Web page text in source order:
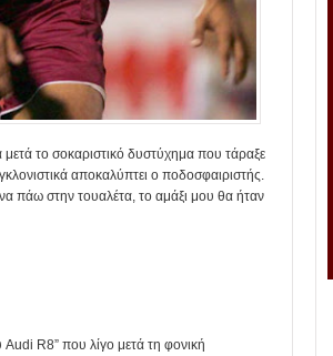
το σοκαριστικό δυστύχημα που τάραξε
αποκαλύπτει ο ποδοσφαιριστής.
πάω στην τουαλέτα, το αμάξι μου θα ήταν
R8” που λίγο μετά τη φονική